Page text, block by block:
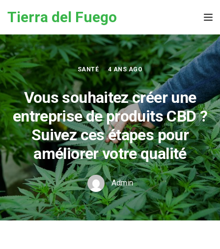
Tierra del Fuego
SANTÉ 4 ANS AGO
Vous souhaitez créer une
entreprise de produits CBD ?
Suivez ces étapes pour
améliorer votre qualité
Admin